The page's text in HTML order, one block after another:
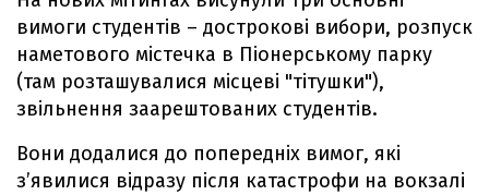
вимоги студентів – дострокові вибори, розпуск
наметового містечка в Піонерському парку
(там розташувалися місцеві "тітушки"),
звільнення заарештованих студентів.
Вони додалися до попередніх вимог, які
з’явилися відразу після катастрофи на вокзалі